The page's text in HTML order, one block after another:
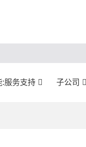
:服务支持 子公司